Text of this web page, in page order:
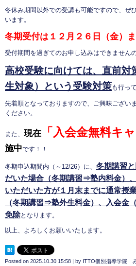
冬休み期間以外での受講も可能ですので、ぜ
います。
冬期受付は１２月２６日（金）
受付期間を過ぎてのお申し込みはできません
高校受験に向けては、直前対
生対象）という受験対策も行っ
先着順となっておりますので、ご興味ござい
ください。
また、 現在 「入会金無料キ
施中です！！
冬期申込期間内（～12/26）に、 冬期講習
だいた場合（冬期講習⇒塾内料金）
いただいた方が１月末までに通常授
（冬期講習⇒塾外生料金）、入会金
免除となります。
以上、よろしくお願いいたします。
Posted on 2025.10.30 15:58 | by ITTO個別指導学院